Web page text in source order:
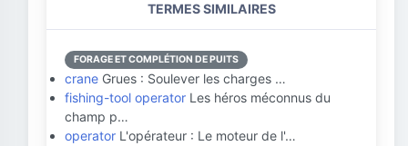
TERMES SIMILAIRES
FORAGE ET COMPLÉTION DE PUITS
crane Grues : Soulever les charges …
fishing-tool operator Les héros méconnus du
champ p…
operator L'opérateur : Le moteur de l'…